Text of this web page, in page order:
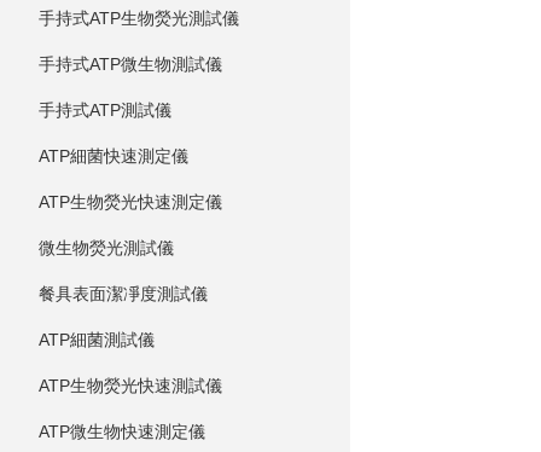
手持式ATP生物熒光測試儀
手持式ATP微生物測試儀
手持式ATP測試儀
ATP細菌快速測定儀
ATP生物熒光快速測定儀
微生物熒光測試儀
餐具表面潔凈度測試儀
ATP細菌測試儀
ATP生物熒光快速測試儀
ATP微生物快速測定儀